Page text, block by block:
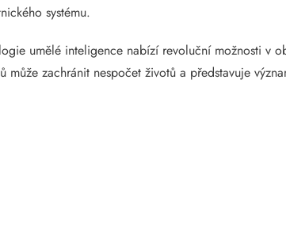
systému.
umělé inteligence nabízí revoluční možnosti v
může zachránit nespočet životů a představuje